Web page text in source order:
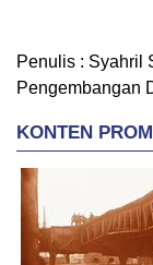
Penulis : Syahril
Pengembangan